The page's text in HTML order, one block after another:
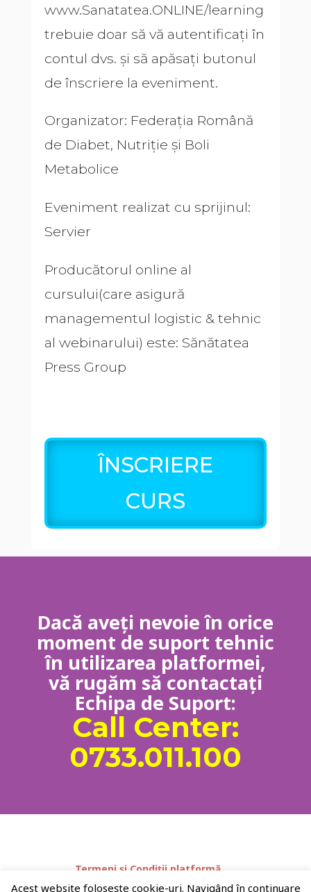
www.Sanatatea.ONLINE/learning
trebuie doar să vă autentificați în
contul dvs. și să apăsați butonul
de înscriere la eveniment.
Organizator: Federația Română
de Diabet, Nutriție și Boli
Metabolice
Eveniment realizat cu sprijinul:
Servier
Producătorul online al
cursului(care asigură
managementul logistic & tehnic
al webinarului) este: Sănătatea
Press Group
ÎNSCRIERE
CURS
Dacă aveți nevoie în orice
moment de suport tehnic
în utilizarea platformei,
vă rugăm să contactați
Echipa de Suport:
Call Center:
0733.011.100
Termeni și Condiții platformă
Despre companie
Platforme partenere:
Acest website foloseşte cookie-uri. Navigând în continuare